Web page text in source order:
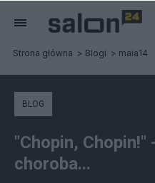
Strona główna Blogi maia14
BLOG
"Chopin, Chopin!"
choroba...